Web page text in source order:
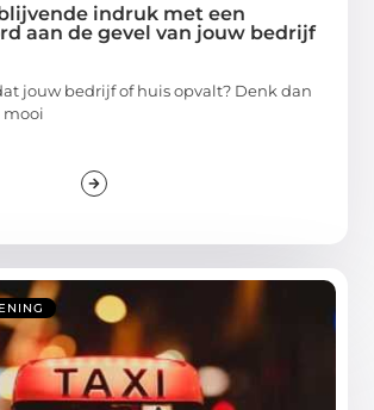
indruk met een
aan de gevel van jouw bedrijf
jouw bedrijf of huis opvalt? Denk dan
mooi